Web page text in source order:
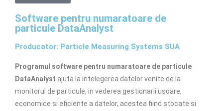
Software pentru numaratoare de
particule DataAnalyst
Producator: Particle Measuring Systems SUA
Programul software pentru numaratoare de particule
DataAnalyst ajuta la intelegerea datelor venite de la
monitorul de particule, in vederea gestionarii usoare,
economice si eficiente a datelor, acestea fiind stocate si